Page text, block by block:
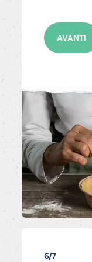
AVANTI
6/7